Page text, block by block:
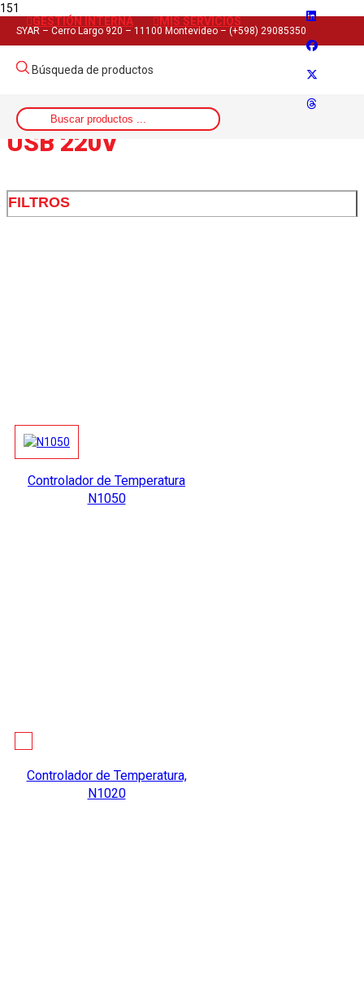
SYAR – Cerro Largo 920 – 11100 Montevideo – (+598) 29085350
GESTIÓN INTERNA MIS SERVICIOS
Búsqueda de productos
Inicio
>
Artículo del producto
>
USB 220V
FILTROS
Controlador de Temperatura
N1050
Controlador de Temperatura,
N1020